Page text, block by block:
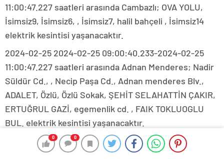
0 0
11:00:47.227 saatleri arasında Cambazlı; OVA YOLU,
İsimsiz9, İsimsiz6, , İsimsiz7, halil bahçeli , İsimsiz14
elektrik kesintisi yaşanacaktır.
2024-02-25 2024-02-25 09:00:40.233-2024-02-25
11:00:47.227 saatleri arasında Adnan Menderes; Nadir
Süldür Cd., , Necip Paşa Cd., Adnan menderes Blv.,
ADALET, Özlü, Özlü Sokak, ŞEHİT SELAHATTİN ÇAKIR,
ERTUĞRUL GAZİ, egemenlik cd. , FAIK TOKLUOGLU
BUL. elektrik kesintisi yaşanacaktır.
2024-02-25 2024-02-25 09:00:40.233-2024-02-25
11:00:47.227 saatleri arasında Yeni; UZUNİRİM,